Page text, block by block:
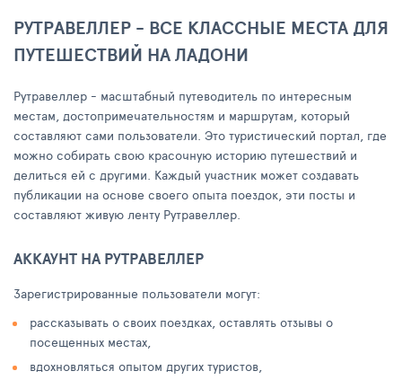
РУТРАВЕЛЛЕР - ВСЕ КЛАССНЫЕ МЕСТА ДЛЯ
ПУТЕШЕСТВИЙ НА ЛАДОНИ
Рутравеллер - масштабный путеводитель по интересным
местам, достопримечательностям и маршрутам, который
составляют сами пользователи. Это туристический портал, где
можно собирать свою красочную историю путешествий и
делиться ей с другими. Каждый участник может создавать
публикации на основе своего опыта поездок, эти посты и
составляют живую ленту Рутравеллер.
АККАУНТ НА РУТРАВЕЛЛЕР
Зарегистрированные пользователи могут:
рассказывать о своих поездках, оставлять отзывы о
посещенных местах,
вдохновляться опытом других туристов,